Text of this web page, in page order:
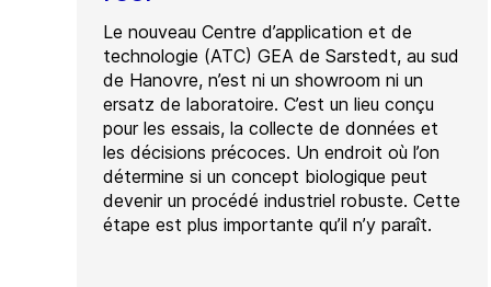
Le nouveau Centre d’application et de
technologie (ATC) GEA de Sarstedt, au sud
de Hanovre, n’est ni un showroom ni un
ersatz de laboratoire. C’est un lieu conçu
pour les essais, la collecte de données et
les décisions précoces. Un endroit où l’on
détermine si un concept biologique peut
devenir un procédé industriel robuste. Cette
étape est plus importante qu’il n’y paraît.